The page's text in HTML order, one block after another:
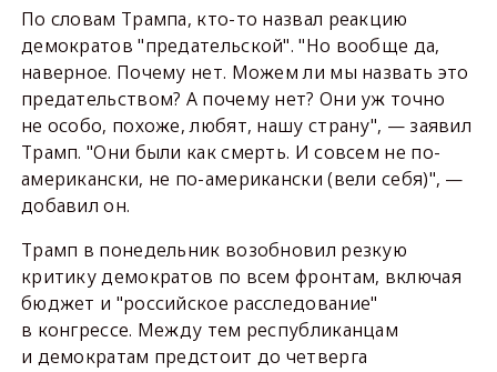
По словам Трампа, кто-то назвал реакцию
демократов "предательской". "Но вообще да,
наверное. Почему нет. Можем ли мы назвать это
предательством? А почему нет? Они уж точно
не особо, похоже, любят, нашу страну", — заявил
Трамп. "Они были как смерть. И совсем не по-
американски, не по-американски (вели себя)", —
добавил он.
Трамп в понедельник возобновил резкую
критику демократов по всем фронтам, включая
бюджет и "российское расследование"
в конгрессе. Между тем республиканцам
и демократам предстоит до четверга